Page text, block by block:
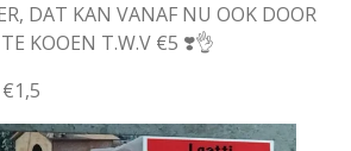
DAT KAN VANAF NU OOK DOOR
KOOEN T.W.V €5 ❣️👌